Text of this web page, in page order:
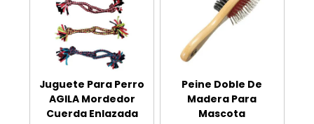
Juguete Para Perro
AGILA Mordedor
Cuerda Enlazada
Peine Doble De
Madera Para
Mascota